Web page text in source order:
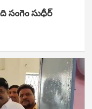
సంగెం సుధీర్